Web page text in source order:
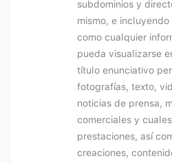
subdominios y
mismo, e
como cualquier
pueda visualizarse
título enunciativo
fotografías, texto,
noticias de prensa,
comerciales y
prestaciones, así
creaciones,